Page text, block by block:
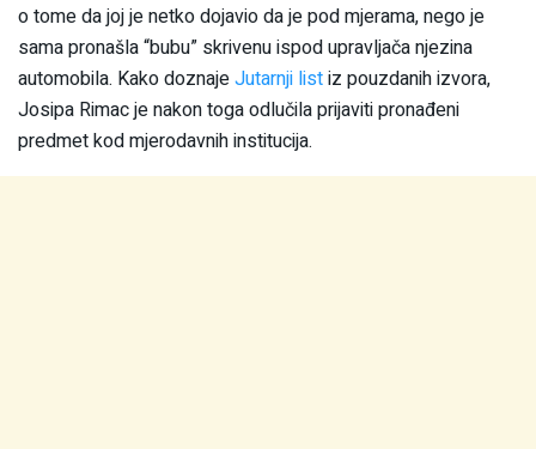
o tome da joj je netko dojavio da je pod mjerama, nego je
sama pronašla “bubu” skrivenu ispod upravljača njezina
automobila. Kako doznajeJutarnji listiz pouzdanih izvora,
Josipa Rimac je nakon toga odlučila prijaviti pronađeni
predmet kod mjerodavnih institucija.